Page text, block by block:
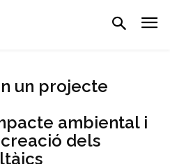
un projecte
ambiental i
dels